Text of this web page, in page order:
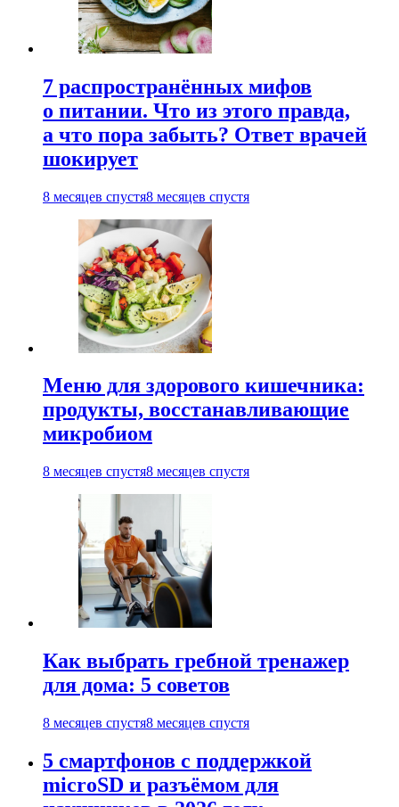
7 распространённых мифов
о питании. Что из этого правда,
а что пора забыть? Ответ врачей
шокирует
8 месяцев спустя8 месяцев спустя
Меню для здорового кишечника:
продукты, восстанавливающие
микробиом
8 месяцев спустя8 месяцев спустя
Как выбрать гребной тренажер
для дома: 5 советов
8 месяцев спустя8 месяцев спустя
5 смартфонов с поддержкой
microSD и разъёмом для